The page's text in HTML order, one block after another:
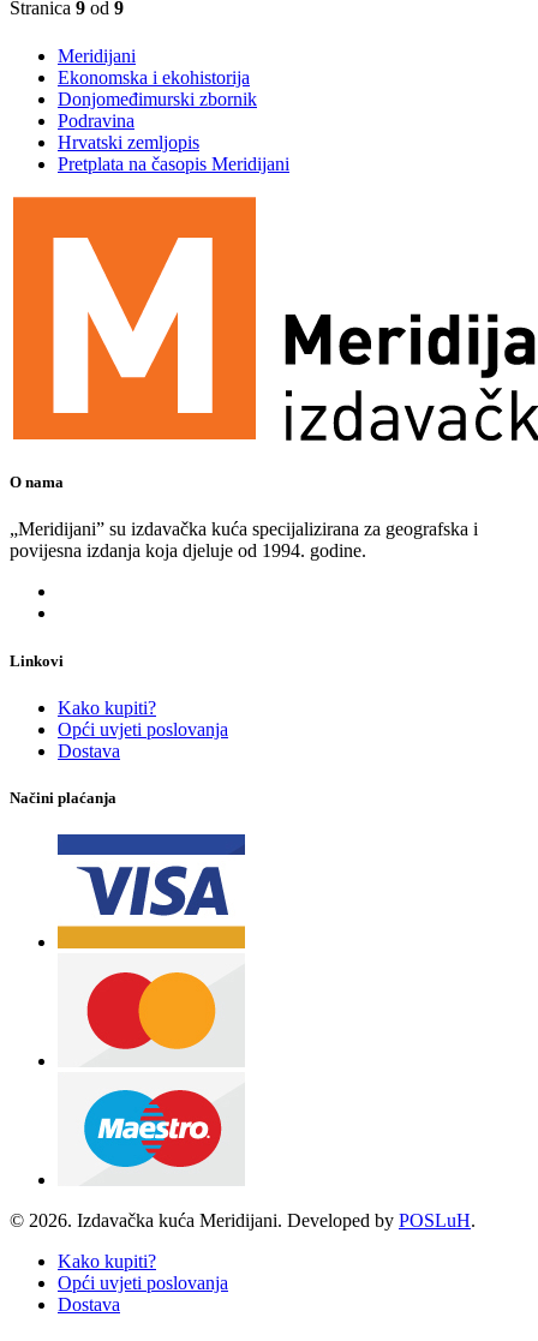
Stranica 9 od 9
Meridijani
Ekonomska i ekohistorija
Donjomeđimurski zbornik
Podravina
Hrvatski zemljopis
Pretplata na časopis Meridijani
O nama
„Meridijani” su izdavačka kuća specijalizirana za geografska i
povijesna izdanja koja djeluje od 1994. godine.
Linkovi
Kako kupiti?
Opći uvjeti poslovanja
Dostava
Načini plaćanja
© 2026. Izdavačka kuća Meridijani. Developed by POSLuH.
Kako kupiti?
Opći uvjeti poslovanja
Dostava